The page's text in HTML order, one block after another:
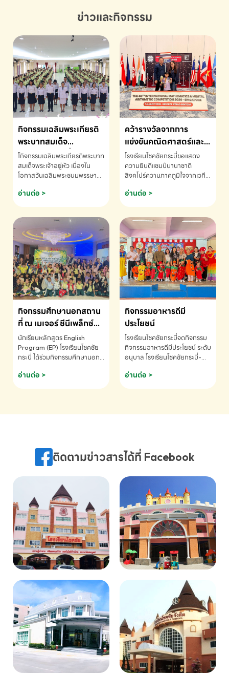
ข่าวและกิจกรรม
กิจกรรมเฉลิมพระเกียรติ
พระบาทสมเด็จ
พระเจ้าอยู่หัว เนื่องใน
โอกาสวันเฉลิม
พระชนมพรรษา
โกิจกรรมเฉลิมพระเกียรติพระบาท
สมเด็จพระเจ้าอยู่หัว เนื่องใน
โอกาสวันเฉลิมพระชนมพรรษา
ข้อมูลเพิ่มเติม โทร. 075-691910
อ่านต่อ >
คว้ารางวัลจากการ
แข่งขันคณิตศาสตร์และ
คณิตคิดเร็วนานาชาติ
ครั้งที่ 46 ประจำปี 2569
ณ ประเทศสิงคโปร์
โรงเรียนโชคชัยกระบี่ขอแสดง
ความยินดีแชมป์นานาชาติ
สิงคโปร์ความภาคภูมิใจจากเวที
ด.ช.พัทธนันท์ พรหมพันธ์ ชั้น
อนุบาล EP K3 โรงเรียนโชคชัย
แข่งขันคณิตศาสตร์และคณิตคิด
เร็วนานาชาติ ครั้งที่ 46 ประจำปี
2569 ณ ประเทศสิงคโปร์
INTERNATIONAL
MATHEMATICS AND
MENTAL ARITHMETIC
COMPETITION 2026 - ถ้วย
รางวัลรองชนะเลิศอันดับที่ 2
Mental Arithmetic
Competition K2 - ถ้วยรางวัล
รองชนะเลิศอันดับที่ 2 Mental
K2(Grop) โรงเรียนโชคชัยกระบี่-
สอบถามข้อมูลเพิ่มเติม โทร.
075-691910
อ่านต่อ >
กิจกรรมศึกษานอกสถาน
ที่ ณ เมเจอร์ ซีนีเพล็กซ์
ระดับประถมศึกษา (EP.1-
6)
นักเรียนหลักสูตร English
Program (EP) โรงเรียนโชคชัย
กระบี่ ได้ร่วมกิจกรรมศึกษานอก
ชมภาพยนตร์ Toy Story 5
(Soundtrack)เพื่อเสริมทักษะ
ภาษา ผ่านประสบการณ์การเรียนรู้
075-691910
อ่านต่อ >
กิจกรรมอาหารดีมี
ประโยชน์
โรงเรียนโชคชัยกระบี่จดกิจกรรม
กิจกรรมอาหารดีมีประโยชน์ ระดับ
อนุบาล โรงเรียนโชคชัยกระบี่-
075-691910
อ่านต่อ >
ติดตามข่าวสารได้ที่ Facebook